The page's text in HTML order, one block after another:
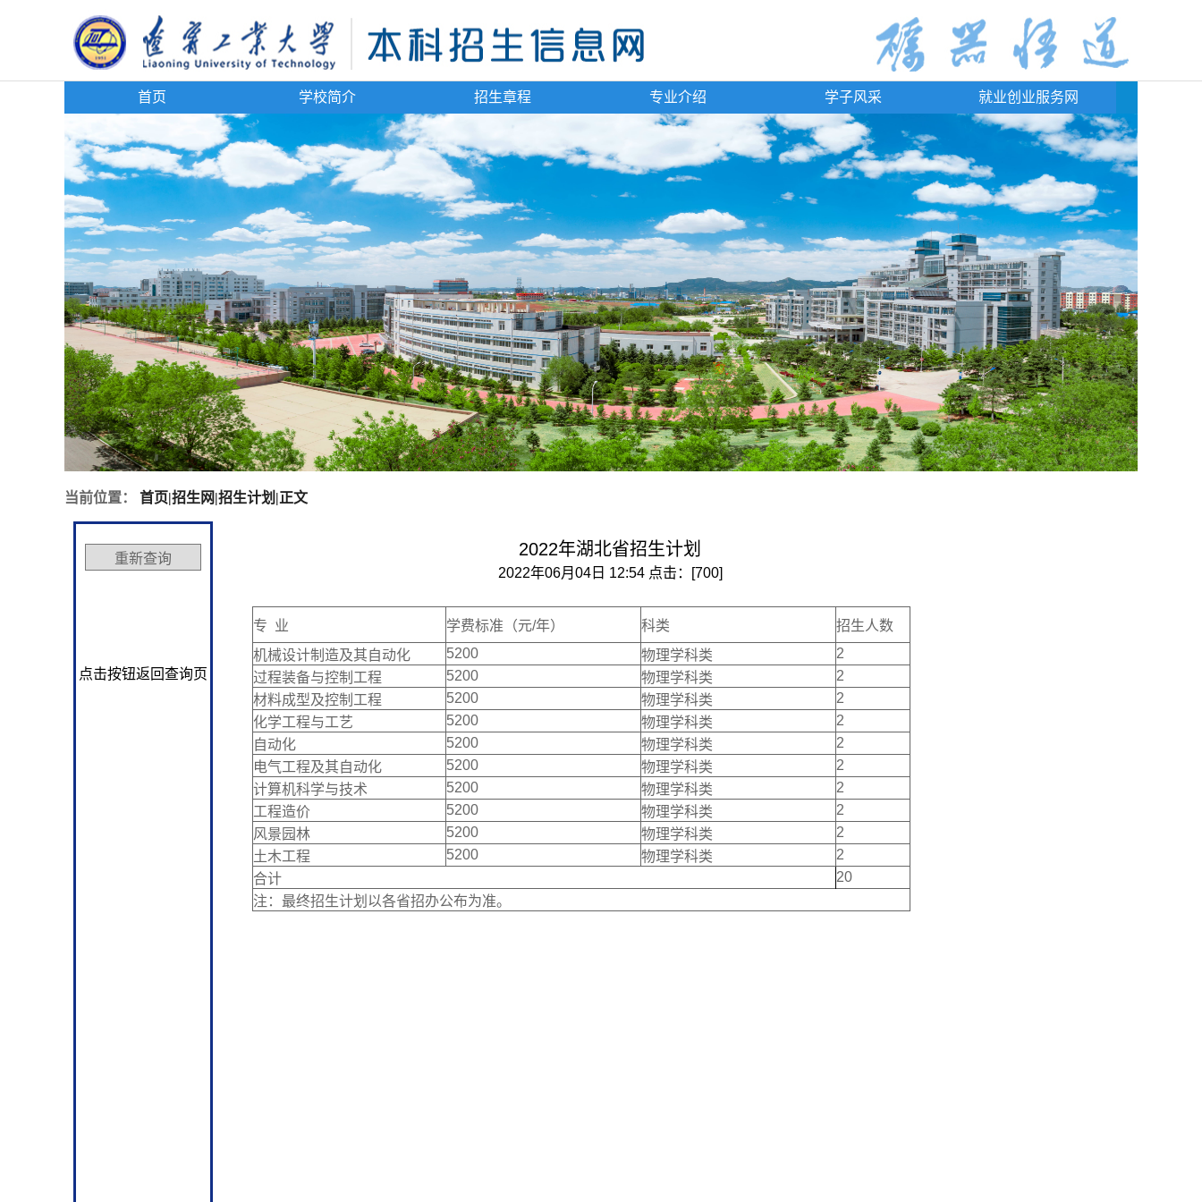
首页 学校简介 招生章程 专业介绍 学子风采 就业创业服务网
当前位置： 首页|招生网|招生计划 |正文
点击按钮返回查询页
2022年湖北省招生计划
2022年06月04日 12:54 点击：[700]
专 业 学费标准（元/年） 科类
招生人数
机械设计制造及其自动化
5200 物理学科类
2
过程装备与控制工程
5200 物理学科类
2
材料成型及控制工程
5200 物理学科类
2
化学工程与工艺
5200 物理学科类
2
自动化
5200 物理学科类
2
电气工程及其自动化
5200 物理学科类
2
计算机科学与技术
5200 物理学科类
2
工程造价
5200 物理学科类
2
风景园林
5200 物理学科类
2
土木工程
5200 物理学科类
2
合计
20
注：最终招生计划以各省招办公布为准。